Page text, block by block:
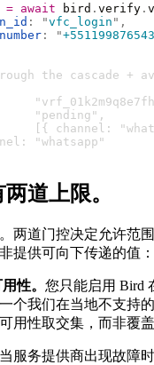
= await bird . verify .
: "vfc_login " ,
: "
the cascade
"pending",
[{ channel:
"whatsapp"
道上限。
两道门控决定允许范
提供可向下传递的值：
性。 您只能启用 Bird
个我们在当地不支持
用性取交集，而非覆盖
当服务提供商出现故障